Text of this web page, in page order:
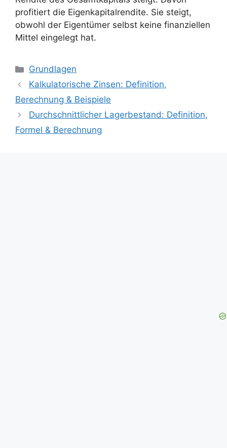
profitiert die Eigenkapitalrendite. Sie steigt,
obwohl der Eigentümer selbst keine finanziellen
Mittel eingelegt hat.
Kategorien
Grundlagen
Kalkulatorische Zinsen: Definition,
Berechnung & Beispiele
Durchschnittlicher Lagerbestand: Definition,
Formel & Berechnung